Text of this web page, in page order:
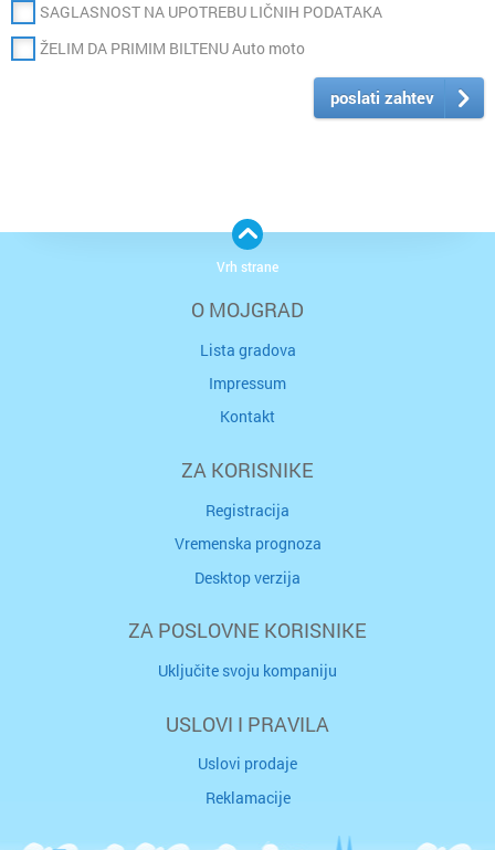
SAGLASNOST NA UPOTREBU LIČNIH PODATAKA
ŽELIM DA PRIMIM BILTENU Auto moto
poslati zahtev
O MOJGRAD
Lista gradova
Impressum
Kontakt
ZA KORISNIKE
Registracija
Vremenska prognoza
Desktop verzija
ZA POSLOVNE KORISNIKE
Uključite svoju kompaniju
USLOVI I PRAVILA
Uslovi prodaje
Reklamacije
Vrh strane